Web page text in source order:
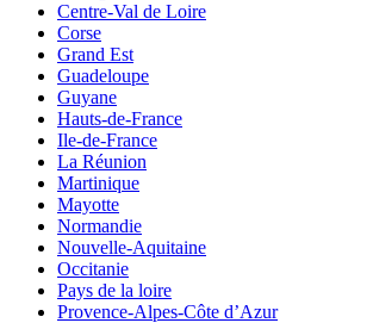
Centre-Val de Loire
Corse
Grand Est
Guadeloupe
Guyane
Hauts-de-France
Ile-de-France
La Réunion
Martinique
Mayotte
Normandie
Nouvelle-Aquitaine
Occitanie
Pays de la loire
Provence-Alpes-Côte d’Azur